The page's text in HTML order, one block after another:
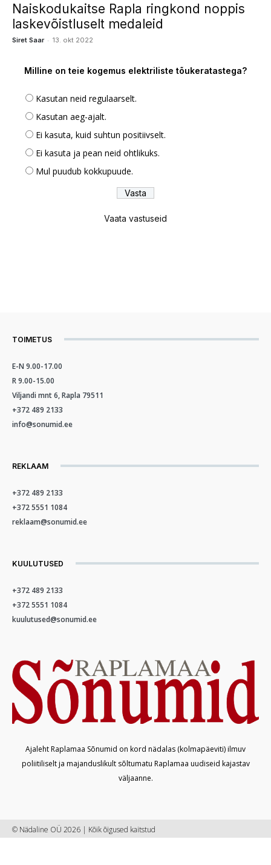
Naiskodukaitse Rapla ringkond noppis
laskevõistluselt medaleid
Siret Saar - 13. okt 2022
Milline on teie kogemus elektriliste tõukeratastega?
Kasutan neid regulaarselt.
Kasutan aeg-ajalt.
Ei kasuta, kuid suhtun positiivselt.
Ei kasuta ja pean neid ohtlikuks.
Mul puudub kokkupuude.
Vaata vastuseid
TOIMETUS
E-N 9.00-17.00
R 9.00-15.00
Viljandi mnt 6, Rapla 79511
+372 489 2133
info@sonumid.ee
REKLAAM
+372 489 2133
+372 5551 1084
reklaam@sonumid.ee
KUULUTUSED
+372 489 2133
+372 5551 1084
kuulutused@sonumid.ee
Ajaleht Raplamaa Sõnumid on kord nädalas (kolmapäeviti) ilmuv
poliitiliselt ja majanduslikult sõltumatu Raplamaa uudiseid kajastav
väljaanne.
© Nädaline OÜ 2026 | Kõik õigused kaitstud